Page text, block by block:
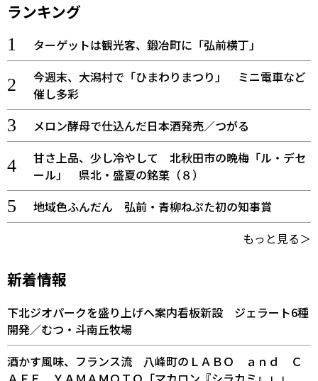
ランキング
ターゲットは観光客、鍛冶町に「弘前横丁」
今週末、大潟村で「ひまわりまつり」 ミニ電車など
催し多彩
メロン酵母で仕込んだ日本酒発売／つがる
甘さ上品、少し冷やして 北秋田市の晩梅「ル・デセ
ール」 県北・盛夏の銘菓（８）
地域色ふんだん 弘前・青柳ねぷた初の知事賞
もっと見る＞
新着情報
下北ジオパークを盛り上げへ案内看板新設 ジェラート6種
開発／むつ・斗南丘牧場
酒かす風味、フランス流 八峰町のＬＡＢＯ ａｎｄ Ｃ